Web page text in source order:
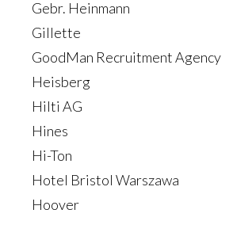
Gebr. Heinmann
Gillette
GoodMan Recruitment Agency
Heisberg
Hilti AG
Hines
Hi-Ton
Hotel Bristol Warszawa
Hoover